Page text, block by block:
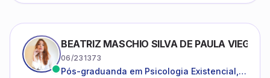
BEATRIZ MASCHIO SILVA DE PAULA VIEGAS
06/231373
Pós-graduanda em Psicologia Existencial,